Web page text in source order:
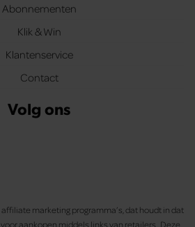
Abonnementen
Klik & Win
Klantenservice
Contact
Volg ons
marketing programma’s, dat houdt in dat
aankopen middels links van retailers. Deze